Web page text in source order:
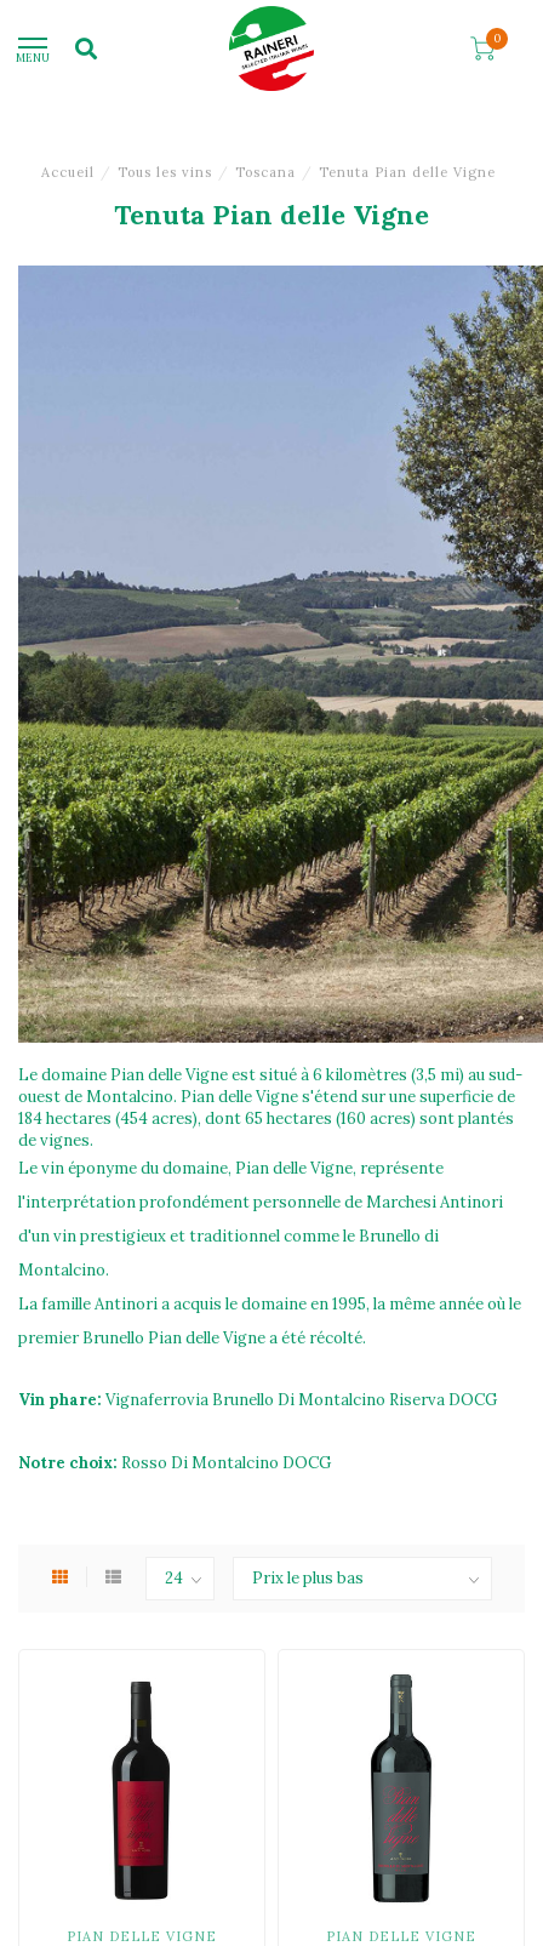
MENU
0
Accueil / Tous les vins / Toscana / Tenuta Pian delle Vigne
Tenuta Pian delle Vigne
Le domaine Pian delle Vigne est situé à 6 kilomètres (3,5 mi) au sud-
ouest de Montalcino. Pian delle Vigne s'étend sur une superficie de
184 hectares (454 acres), dont 65 hectares (160 acres) sont plantés
de vignes.
Le vin éponyme du domaine, Pian delle Vigne, représente
l'interprétation profondément personnelle de Marchesi Antinori
d'un vin prestigieux et traditionnel comme le Brunello di
Montalcino.
La famille Antinori a acquis le domaine en 1995, la même année où le
premier Brunello Pian delle Vigne a été récolté.
Vin phare: Vignaferrovia Brunello Di Montalcino Riserva DOCG
Notre choix: Rosso Di Montalcino DOCG
PIAN DELLE VIGNE PIAN DELLE VIGNE